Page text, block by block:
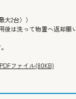
2台））
後は洗って物置へ返却願
(80KB)